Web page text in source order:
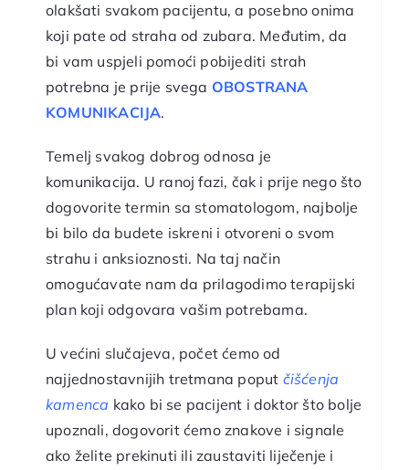
olakšati svakom pacijentu, a posebno onima
koji pate od straha od zubara. Međutim, da
bi vam uspjeli pomoći pobijediti strah
potrebna je prije svega OBOSTRANA
KOMUNIKACIJA.
Temelj svakog dobrog odnosa je
komunikacija. U ranoj fazi, čak i prije nego što
dogovorite termin sa stomatologom, najbolje
bi bilo da budete iskreni i otvoreni o svom
strahu i anksioznosti. Na taj način
omogućavate nam da prilagodimo terapijski
plan koji odgovara vašim potrebama.
U većini slučajeva, počet ćemo od
najjednostavnijih tretmana poput čišćenja
kamenca kako bi se pacijent i doktor što bolje
upoznali, dogovorit ćemo znakove i signale
ako želite prekinuti ili zaustaviti liječenje i